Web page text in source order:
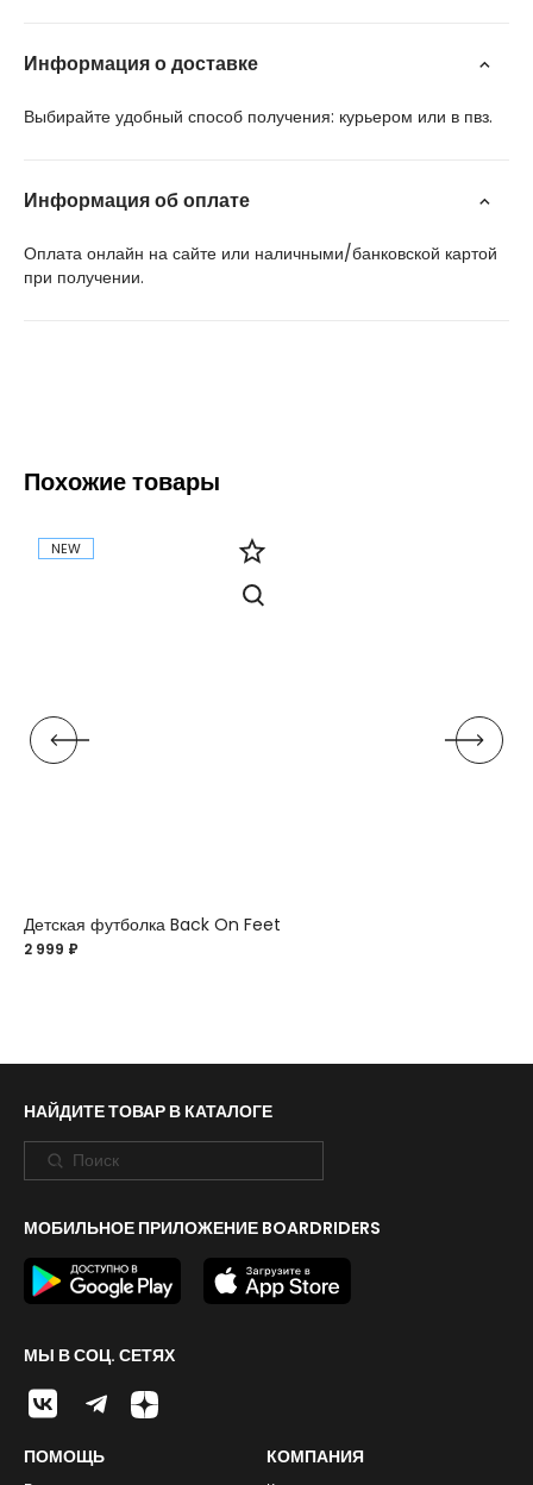
Информация о доставке
Выбирайте удобный способ получения: курьером или в пвз.
Информация об оплате
Оплата онлайн на сайте или наличными/банковской картой
при получении.
Похожие товары
NEW
Детская футболка Back On Feet
2 999 ₽
НАЙДИТЕ ТОВАР В КАТАЛОГЕ
МОБИЛЬНОЕ ПРИЛОЖЕНИЕ BOARDRIDERS
МЫ В СОЦ. СЕТЯХ
ПОМОЩЬ КОМПАНИЯ